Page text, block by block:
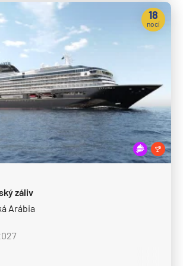
Discovery
Journey
Olympia
záliv
Arábia
18
nocí